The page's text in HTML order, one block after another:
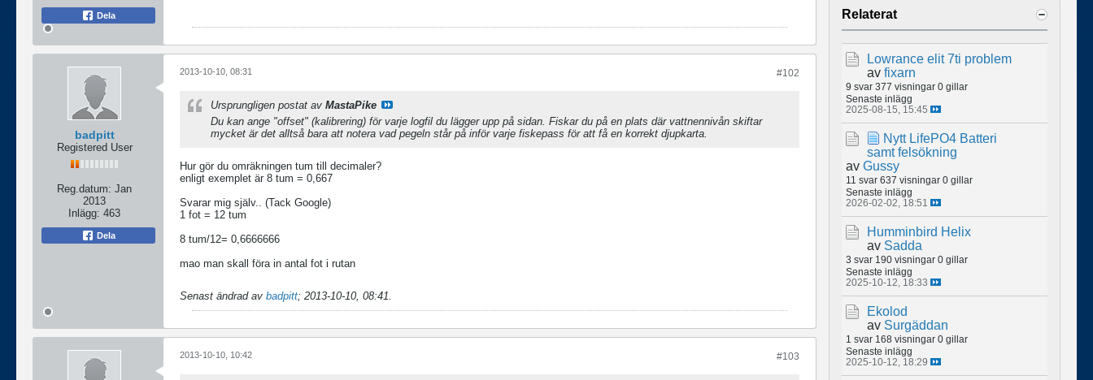
Dela
badpitt
Registered User
Reg.datum: Jan
2013
Inlägg: 463
Dela
#102
2013-10-10, 08:31
Ursprungligen postat av MastaPike
Du kan ange "offset" (kalibrering) för varje logfil du lägger upp på sidan. Fiskar du på en plats där vattnennivån skiftar
mycket är det alltså bara att notera vad pegeln står på inför varje fiskepass för att få en korrekt djupkarta.
Hur gör du omräkningen tum till decimaler?
enligt exemplet är 8 tum = 0,667
Svarar mig själv.. (Tack Google)
1 fot = 12 tum
8 tum/12= 0,6666666
mao man skall föra in antal fot i rutan
Senast ändrad av badpitt; 2013-10-10, 08:41.
#103
2013-10-10, 10:42
Relaterat
Lowrance elit 7ti problem
av fixarn
9 svar 377 visningar 0 gillar
Senaste inlägg
2025-08-15, 15:45
Nytt LifePO4 Batteri
samt felsökning
av Gussy
11 svar 637 visningar 0 gillar
Senaste inlägg
2026-02-02, 18:51
Humminbird Helix
av Sadda
3 svar 190 visningar 0 gillar
Senaste inlägg
2025-10-12, 18:33
Ekolod
av Surgäddan
1 svar 168 visningar 0 gillar
Senaste inlägg
2025-10-12, 18:29